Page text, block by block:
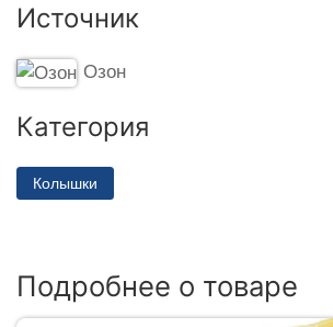
Источник
Озон
Категория
Колышки
Подробнее о товаре